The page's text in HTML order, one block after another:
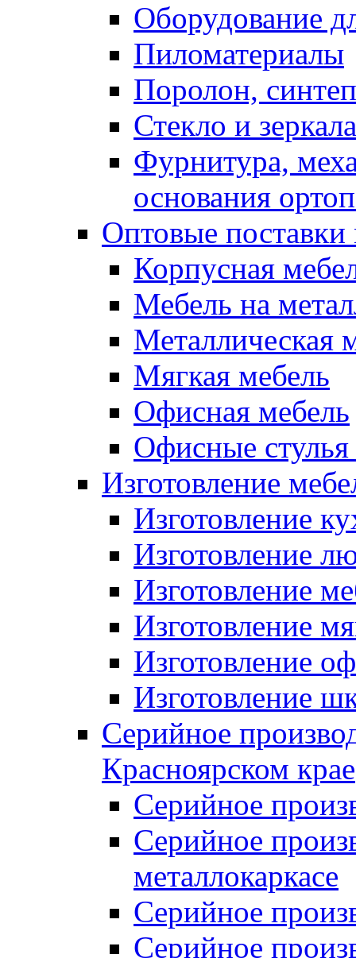
Оборудование
Пиломатериалы
Поролон,
Стекло и зеркала
Фурнитура,
основания
Оптовые поставки
Корпусная
Мебель на
Металлическая
Мягкая мебель
Офисная мебель
Офисные стулья
Изготовление
Изготовление
Изготовление
Изготовление
Изготовление
Изготовление
Изготовление
Серийное
Красноярском крае
Серийное
Серийное
металлокаркасе
Серийное
Серийное